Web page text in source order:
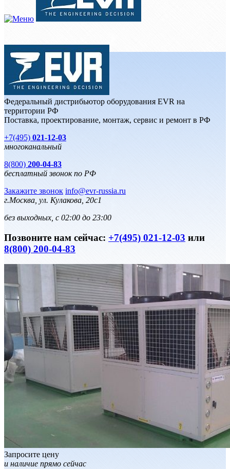
Федеральный дистрибьютор оборудования EVR на
территории РФ
Поставка, проектирование, монтаж, сервис и ремонт в РФ
+7(495) 021-12-03
многоканальный
8(800) 200-04-83
бесплатный звонок по РФ
Закажите звонок info@evr-russia.ru
г.Москва, ул. Кулакова, 20с1
без выходных, с 02:00 до 23:00
Позвоните нам сейчас: +7(495) 021-12-03 или
8(800) 200-04-83
Запросите цену
и наличие прямо сейчас